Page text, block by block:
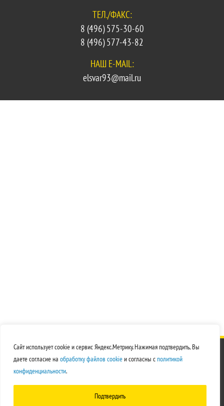
Сайт использует cookie и сервис Яндекс.Метрику. Нажимая подтвердить, Вы
даете согласие на обработку файлов cookieи согласны сполитикой
конфиденциальности.
Подтвердить
ТЕЛ./ФАКС:
8 (496) 575-30-60
8 (496) 577-43-82
НАШ E-MAIL:
elsvar93@mail.ru
© 2026ЭЛсвар
Согласие на обработку персональных данныхСогласие на обработку файлов cookie